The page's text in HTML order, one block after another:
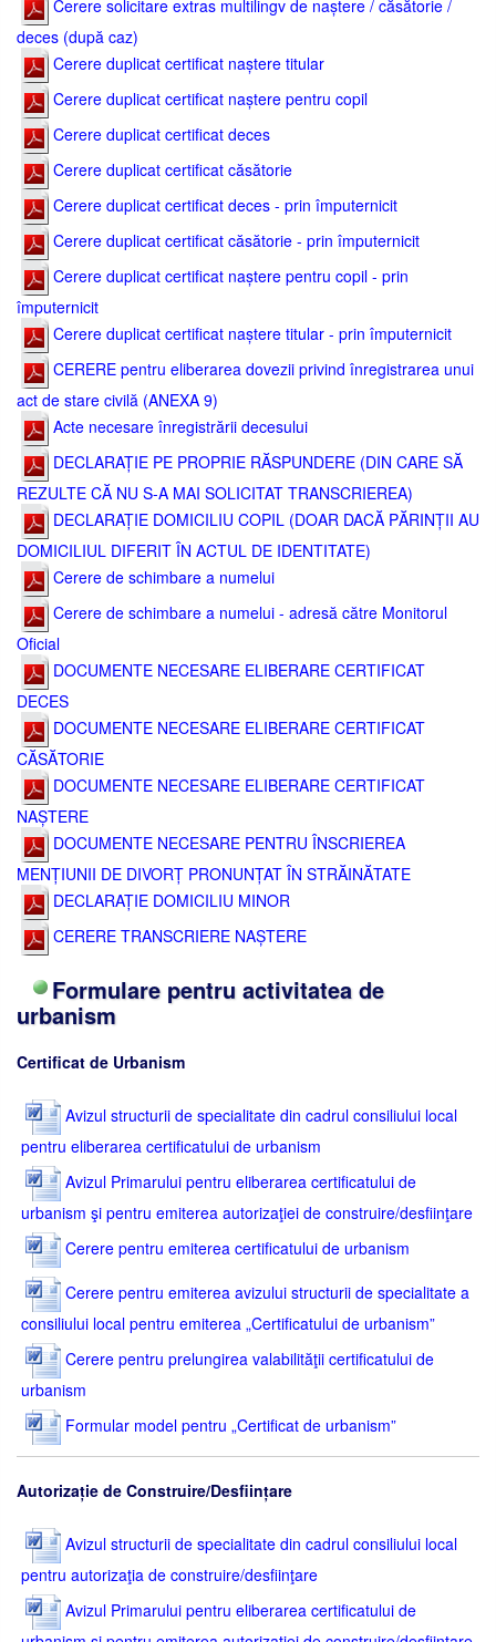
Cerere solicitare extras multilingv de naștere / căsătorie /
deces (după caz)
Cerere duplicat certificat naștere titular
Cerere duplicat certificat naștere pentru copil
Cerere duplicat certificat deces
Cerere duplicat certificat căsătorie
Cerere duplicat certificat deces - prin împuternicit
Cerere duplicat certificat căsătorie - prin împuternicit
Cerere duplicat certificat naștere pentru copil - prin
împuternicit
Cerere duplicat certificat naștere titular - prin împuternicit
CERERE pentru eliberarea dovezii privind înregistrarea unui
act de stare civilă (ANEXA 9)
Acte necesare înregistrării decesului
DECLARAȚIE PE PROPRIE RĂSPUNDERE (DIN CARE SĂ
REZULTE CĂ NU S-A MAI SOLICITAT TRANSCRIEREA)
DECLARAȚIE DOMICILIU COPIL (DOAR DACĂ PĂRINȚII AU
DOMICILIUL DIFERIT ÎN ACTUL DE IDENTITATE)
Cerere de schimbare a numelui
Cerere de schimbare a numelui - adresă către Monitorul
Oficial
DOCUMENTE NECESARE ELIBERARE CERTIFICAT
DECES
DOCUMENTE NECESARE ELIBERARE CERTIFICAT
CĂSĂTORIE
DOCUMENTE NECESARE ELIBERARE CERTIFICAT
NAȘTERE
DOCUMENTE NECESARE PENTRU ÎNSCRIEREA
MENȚIUNII DE DIVORȚ PRONUNȚAT ÎN STRĂINĂTATE
DECLARAȚIE DOMICILIU MINOR
CERERE TRANSCRIERE NAȘTERE
Formulare pentru activitatea de
urbanism
Certificat de Urbanism
Avizul structurii de specialitate din cadrul consiliului local
pentru eliberarea certificatului de urbanism
Avizul Primarului pentru eliberarea certificatului de
urbanism şi pentru emiterea autorizaţiei de construire/desfiinţare
Cerere pentru emiterea certificatului de urbanism
Cerere pentru emiterea avizului structurii de specialitate a
consiliului local pentru emiterea „Certificatului de urbanism”
Cerere pentru prelungirea valabilităţii certificatului de
urbanism
Formular model pentru „Certificat de urbanism”
Autorizație de Construire/Desființare
Avizul structurii de specialitate din cadrul consiliului local
pentru autorizaţia de construire/desfiinţare
Avizul Primarului pentru eliberarea certificatului de